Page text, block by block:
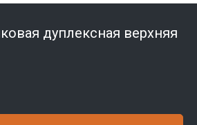
дуплексная верхняя